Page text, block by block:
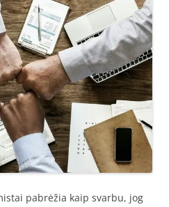
pabrėžia kaip svarbu, jog